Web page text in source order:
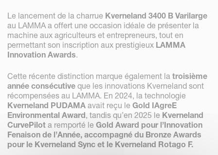
Le lancement de la charrue Kverneland 3400 B Varilarge
au LAMMA a offert une occasion idéale de présenter la
machine aux agriculteurs et entrepreneurs, tout en
permettant son inscription aux prestigieux LAMMA
Innovation Awards.
Cette récente distinction marque également la troisième
année consécutive que les innovations Kverneland sont
récompensées au LAMMA. En 2024, la technologie
Kverneland PUDAMA avait reçu le Gold IAgreE
Environmental Award, tandis qu’en 2025 le Kverneland
CurvePilot a remporté le Gold Award pour l’Innovation
Fenaison de l’Année, accompagné du Bronze Awards
pour le Kverneland Sync et le Kverneland Rotago F.